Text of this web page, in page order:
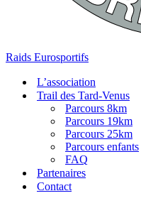
Raids Eurosportifs
L’association
Trail des Tard-Venus
Parcours 8km
Parcours 19km
Parcours 25km
Parcours enfants
FAQ
Partenaires
Contact